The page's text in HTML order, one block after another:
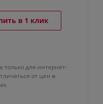
в 1 клик
только для интернет-
от цен в